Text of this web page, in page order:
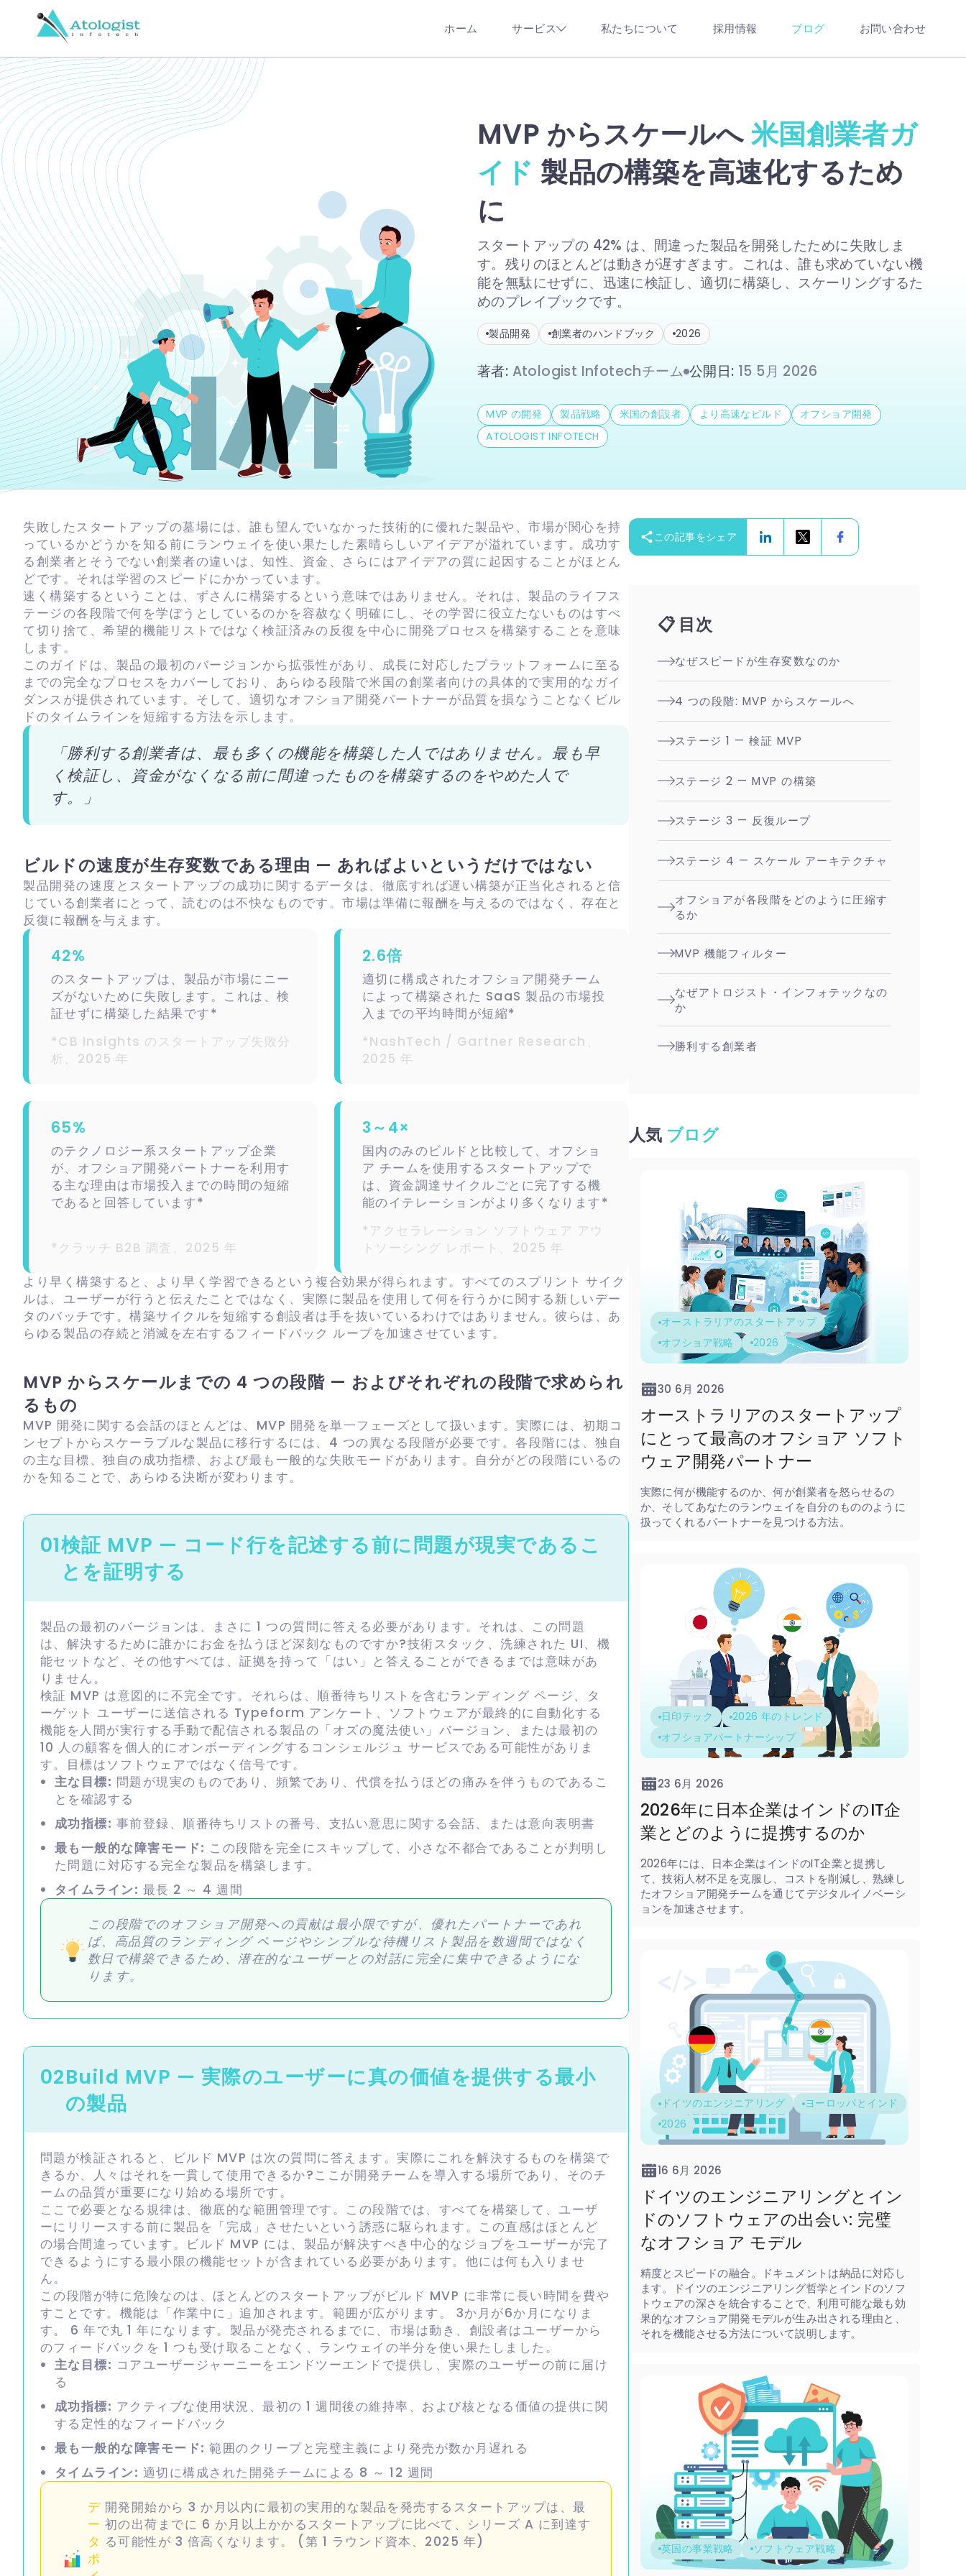
ホーム サービス 私たちについて 採用情報 ブログ お問い合わせ
From MVP to Scale: A US Founder's Guide to Faster Product Builds in 2026 |
MVP からスケールへ米国創業者ガ
イド 製品の構築を高速化するため
に
スタートアップの 42% は、間違った製品を開発したために失敗しま
す。残りのほとんどは動きが遅すぎます。これは、誰も求めていない機
能を無駄にせずに、迅速に検証し、適切に構築し、スケーリングするた
めのプレイブックです。
製品開発 創業者のハンドブック 2026
著者: Atologist Infotechチーム 公開日: 15 5月 2026
MVP の開発 製品戦略 米国の創設者 より高速なビルド
オフショア開発
ATOLOGIST INFOTECH
失敗したスタートアップの墓場には、誰も望んでいなかった技術的に優れた製品や、市場が関心を持
っているかどうかを知る前にランウェイを使い果たした素晴らしいアイデアが溢れています。成功す
る創業者とそうでない創業者の違いは、知性、資金、さらにはアイデアの質に起因することがほとん
どです。それは学習のスピードにかかっています。
速く構築するということは、ずさんに構築するという意味ではありません。それは、製品のライフス
テージの各段階で何を学ぼうとしているのかを容赦なく明確にし、その学習に役立たないものはすべ
て切り捨て、希望的機能リストではなく検証済みの反復を中心に開発プロセスを構築することを意味
します。
このガイドは、製品の最初のバージョンから拡張性があり、成長に対応したプラットフォームに至る
までの完全なプロセスをカバーしており、あらゆる段階で米国の創業者向けの具体的で実用的なガイ
ダンスが提供されています。そして、適切なオフショア開発パートナーが品質を損なうことなくビル
ドのタイムラインを短縮する方法を示します。
「勝利する創業者は、最も多くの機能を構築した人ではありません。最も早
く検証し、資金がなくなる前に間違ったものを構築するのをやめた人で
す。」
ビルドの速度が生存変数である理由 — あればよいというだけではない
製品開発の速度とスタートアップの成功に関するデータは、徹底すれば遅い構築が正当化されると信
じている創業者にとって、読むのは不快なものです。市場は準備に報酬を与えるのではなく、存在と
反復に報酬を与えます。
42%
のスタートアップは、製品が市場にニー
ズがないために失敗します。これは、検
証せずに構築した結果です*
*CB Insights のスタートアップ失敗分
析、2025 年
2.6倍
適切に構成されたオフショア開発チーム
によって構築された SaaS 製品の市場投
入までの平均時間が短縮*
*NashTech / Gartner Research、
2025 年
65%
のテクノロジー系スタートアップ企業
が、オフショア開発パートナーを利用す
る主な理由は市場投入までの時間の短縮
であると回答しています*
*クラッチ B2B 調査、2025 年
3～4×
国内のみのビルドと比較して、オフショ
ア チームを使用するスタートアップで
は、資金調達サイクルごとに完了する機
能のイテレーションがより多くなります*
*アクセラレーション ソフトウェア アウ
トソーシング レポート、2025 年
より早く構築すると、より早く学習できるという複合効果が得られます。すべてのスプリント サイク
ルは、ユーザーが行うと伝えたことではなく、実際に製品を使用して何を行うかに関する新しいデー
タのバッチです。構築サイクルを短縮する創設者は手を抜いているわけではありません。彼らは、あ
らゆる製品の存続と消滅を左右するフィードバック ループを加速させています。
MVP からスケールまでの 4 つの段階 — およびそれぞれの段階で求められ
るもの
MVP 開発に関する会話のほとんどは、MVP 開発を単一フェーズとして扱います。実際には、初期コ
ンセプトからスケーラブルな製品に移行するには、4 つの異なる段階が必要です。各段階には、独自
の主な目標、独自の成功指標、および最も一般的な失敗モードがあります。自分がどの段階にいるの
かを知ることで、あらゆる決断が変わります。
01検証 MVP — コード行を記述する前に問題が現実であるこ
とを証明する
製品の最初のバージョンは、まさに 1 つの質問に答える必要があります。それは、この問題
は、解決するために誰かにお金を払うほど深刻なものですか?技術スタック、洗練された UI、機
能セットなど、その他すべては、証拠を持って「はい」と答えることができるまでは意味があ
りません。
検証 MVP は意図的に不完全です。それらは、順番待ちリストを含むランディング ページ、タ
ーゲット ユーザーに送信される Typeform アンケート、ソフトウェアが最終的に自動化する
機能を人間が実行する手動で配信される製品の「オズの魔法使い」バージョン、または最初の
10 人の顧客を個人的にオンボーディングするコンシェルジュ サービスである可能性がありま
す。目標はソフトウェアではなく信号です。
主な目標: 問題が現実のものであり、頻繁であり、代償を払うほどの痛みを伴うものであるこ
とを確認する
成功指標: 事前登録、順番待ちリストの番号、支払い意思に関する会話、または意向表明書
最も一般的な障害モード: この段階を完全にスキップして、小さな不都合であることが判明し
た問題に対応する完全な製品を構築します。
タイムライン: 最長 2 ～ 4 週間
この段階でのオフショア開発への貢献は最小限ですが、優れたパートナーであれ
ば、高品質のランディング ページやシンプルな待機リスト製品を数週間ではなく
数日で構築できるため、潜在的なユーザーとの対話に完全に集中できるようにな
ります。
02Build MVP — 実際のユーザーに真の価値を提供する最小
の製品
問題が検証されると、ビルド MVP は次の質問に答えます。実際にこれを解決するものを構築で
きるか、人々はそれを一貫して使用できるか?ここが開発チームを導入する場所であり、そのチ
ームの品質が重要になり始める場所です。
ここで必要となる規律は、徹底的な範囲管理です。この段階では、すべてを構築して、ユーザ
ーにリリースする前に製品を「完成」させたいという誘惑に駆られます。この直感はほとんど
の場合間違っています。ビルド MVP には、製品が解決すべき中心的なジョブをユーザーが完了
できるようにする最小限の機能セットが含まれている必要があります。他には何も入りませ
ん。
この段階が特に危険なのは、ほとんどのスタートアップがビルド MVP に非常に長い時間を費や
すことです。機能は「作業中に」追加されます。範囲が広がります。 3か月が6か月になりま
す。 6 年で丸 1 年になります。製品が発売されるまでに、市場は動き、創設者はユーザーから
のフィードバックを 1 つも受け取ることなく、ランウェイの半分を使い果たしました。
主な目標: コアユーザージャーニーをエンドツーエンドで提供し、実際のユーザーの前に届け
る
成功指標: アクティブな使用状況、最初の 1 週間後の維持率、および核となる価値の提供に関
する定性的なフィードバック
最も一般的な障害モード: 範囲のクリープと完璧主義により発売が数か月遅れる
タイムライン: 適切に構成された開発チームによる 8 ～ 12 週間
デ
ー
タ
ポ
開発開始から 3 か月以内に最初の実用的な製品を発売するスタートアップは、最
初の出荷までに 6 か月以上かかるスタートアップに比べて、シリーズ A に到達す
る可能性が 3 倍高くなります。 (第 1 ラウンド資本、2025 年)
この記事をシェア
📋 目次
なぜスピードが生存変数なのか
4 つの段階: MVP からスケールへ
ステージ 1 — 検証 MVP
ステージ 2 — MVP の構築
ステージ 3 — 反復ループ
ステージ 4 — スケール アーキテクチャ
オフショアが各段階をどのように圧縮す
るか
MVP 機能フィルター
なぜアトロジスト・インフォテックなの
か
勝利する創業者
人気 ブログ
オーストラリアのスタートアップ
オフショア戦略
2026
30 6月 2026
オーストラリアのスタートアップ
にとって最高のオフショア ソフト
ウェア開発パートナー
実際に何が機能するのか、何が創業者を怒らせるの
か、そしてあなたのランウェイを自分のもののように
扱ってくれるパートナーを見つける方法。
日印テック
2026 年のトレンド
オフショアパートナーシップ
23 6月 2026
2026年に日本企業はインドのIT企
業とどのように提携するのか
2026年には、日本企業はインドのIT企業と提携し
て、技術人材不足を克服し、コストを削減し、熟練し
たオフショア開発チームを通じてデジタルイノベーシ
ョンを加速させます。
ドイツのエンジニアリング
ヨーロッパとインド
2026
16 6月 2026
ドイツのエンジニアリングとイン
ドのソフトウェアの出会い: 完璧
なオフショア モデル
精度とスピードの融合。ドキュメントは納品に対応し
ます。ドイツのエンジニアリング哲学とインドのソフ
トウェアの深さを統合することで、利用可能な最も効
果的なオフショア開発モデルが生み出される理由と、
それを機能させる方法について説明します。
英国の事業戦略 ソフトウェア戦略